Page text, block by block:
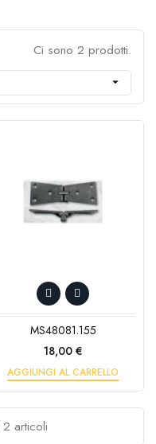
Ci sono 2 prodotti.

MS48081.155
Prezzo
18,00 €
AGGIUNGI AL CARRELLO
2 articoli